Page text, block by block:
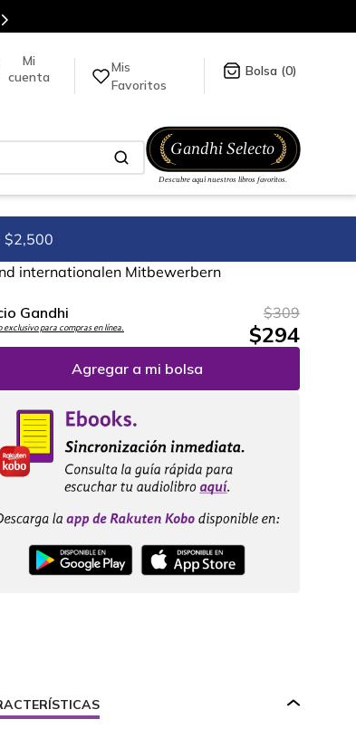
Mis
Favoritos
0
$2,500
internationalen Mitbewerbern
Gandhi
exclusivo para compras en línea.
$309
$294
Agregar a mi bolsa